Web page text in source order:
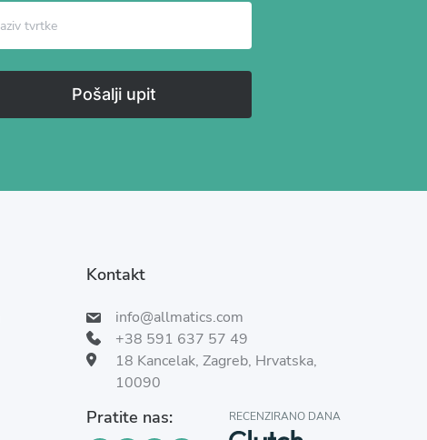
Pošalji upit
Kontakt
info@allmatics.com
+38 591 637 57 49
18 Kancelak, Zagreb, Hrvatska,
10090
Pratite nas: RECENZIRANO DANA